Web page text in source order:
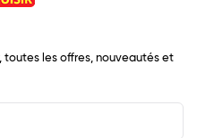
toutes les offres, nouveautés et